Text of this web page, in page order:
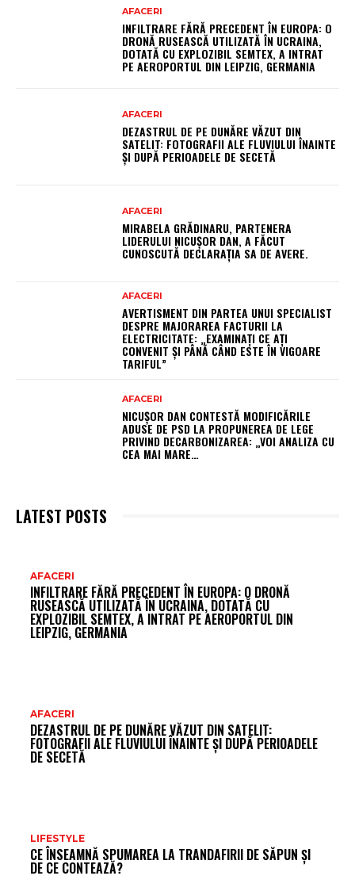
AFACERI
INFILTRARE FĂRĂ PRECEDENT ÎN EUROPA: O
DRONĂ RUSEASCĂ UTILIZATĂ ÎN UCRAINA,
DOTATĂ CU EXPLOZIBIL SEMTEX, A INTRAT
PE AEROPORTUL DIN LEIPZIG, GERMANIA
AFACERI
DEZASTRUL DE PE DUNĂRE VĂZUT DIN
SATELIT: FOTOGRAFII ALE FLUVIULUI ÎNAINTE
ȘI DUPĂ PERIOADELE DE SECETĂ
AFACERI
MIRABELA GRĂDINARU, PARTENERA
LIDERULUI NICUȘOR DAN, A FĂCUT
CUNOSCUTĂ DECLARAȚIA SA DE AVERE.
AFACERI
AVERTISMENT DIN PARTEA UNUI SPECIALIST
DESPRE MAJORAREA FACTURII LA
ELECTRICITATE: „EXAMINAȚI CE AȚI
CONVENIT ȘI PÂNĂ CÂND ESTE ÎN VIGOARE
TARIFUL”
AFACERI
NICUȘOR DAN CONTESTĂ MODIFICĂRILE
ADUSE DE PSD LA PROPUNEREA DE LEGE
PRIVIND DECARBONIZAREA: „VOI ANALIZA CU
CEA MAI MARE…
LATEST POSTS
AFACERI
INFILTRARE FĂRĂ PRECEDENT ÎN EUROPA: O DRONĂ
RUSEASCĂ UTILIZATĂ ÎN UCRAINA, DOTATĂ CU
EXPLOZIBIL SEMTEX, A INTRAT PE AEROPORTUL DIN
LEIPZIG, GERMANIA
AFACERI
DEZASTRUL DE PE DUNĂRE VĂZUT DIN SATELIT:
FOTOGRAFII ALE FLUVIULUI ÎNAINTE ȘI DUPĂ PERIOADELE
DE SECETĂ
LIFESTYLE
CE ÎNSEAMNĂ SPUMAREA LA TRANDAFIRII DE SĂPUN ȘI
DE CE CONTEAZĂ?